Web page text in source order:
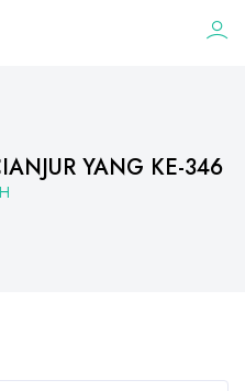
YANG KE-346